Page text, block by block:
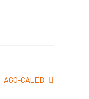
Pròxima
AGO-CALEB